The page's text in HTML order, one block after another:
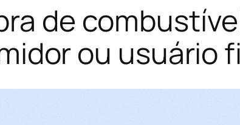
de
ou usuário